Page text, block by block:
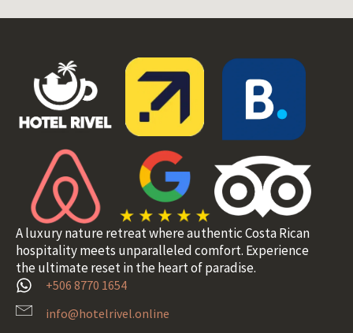
A luxury nature retreat where authentic Costa Rican
hospitality meets unparalleled comfort. Experience
the ultimate reset in the heart of paradise.
+506 8770 1654
info@hotelrivel.online